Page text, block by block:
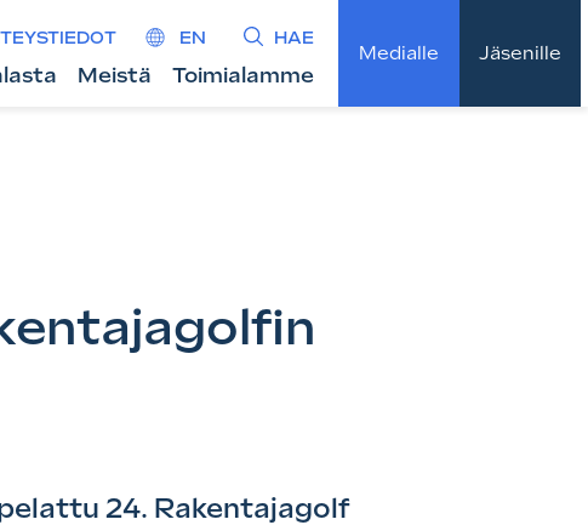
EN HAE
Meistä Toimialamme
Medialle Jäsenille
24. Rakentajagolf